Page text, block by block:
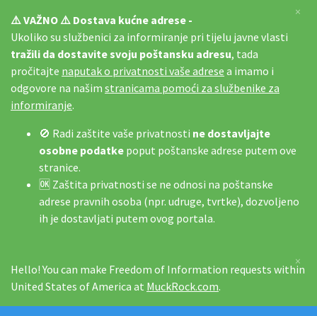
⚠️ VAŽNO ⚠️ Dostava kućne adrese -
Ukoliko su službenici za informiranje pri tijelu javne vlasti
tražili da dostavite svoju poštansku adresu, tada
pročitajte naputak o privatnosti vaše adrese a imamo i
odgovore na našim stranicama pomoći za službenike za
informiranje.
🚫 Radi zaštite vaše privatnosti ne dostavljajte
osobne podatke poput poštanske adrese putem ove
stranice.
🆗 Zaštita privatnosti se ne odnosi na poštanske
adrese pravnih osoba (npr. udruge, tvrtke), dozvoljeno
ih je dostavljati putem ovog portala.
×
Hello! You can make Freedom of Information requests within
United States of America at MuckRock.com.
×